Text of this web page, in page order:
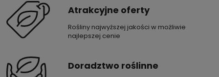
Atrakcyjne oferty
Rośliny najwyższej jakości w możliwie
najlepszej cenie
Doradztwo roślinne